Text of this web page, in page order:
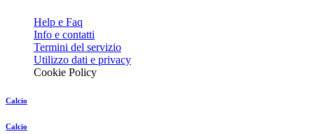
Help e Faq
Info e contatti
Termini del servizio
Utilizzo dati e privacy
Cookie Policy
Calcio
Calcio